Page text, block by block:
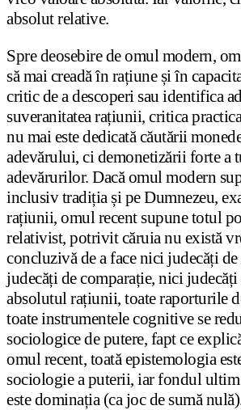
absolut relative.
Spre deosebire de omul modern,
să mai creadă în rațiune și în
critic de a descoperi sau identifica
suveranitatea rațiunii, critica
nu mai este dedicată căutării
adevărului, ci demonetizării forte a
adevărurilor. Dacă omul modern
inclusiv tradiția și pe Dumnezeu,
rațiunii, omul recent supune totul
relativist, potrivit căruia nu există
concluzivă de a face nici judecăți
judecăți de comparație, nici judecăți
absolutul rațiunii, toate raporturile
toate instrumentele cognitive se
sociologice de putere, fapt ce
omul recent, toată epistemologia
sociologie a puterii, iar fondul
este dominația (ca joc de sumă